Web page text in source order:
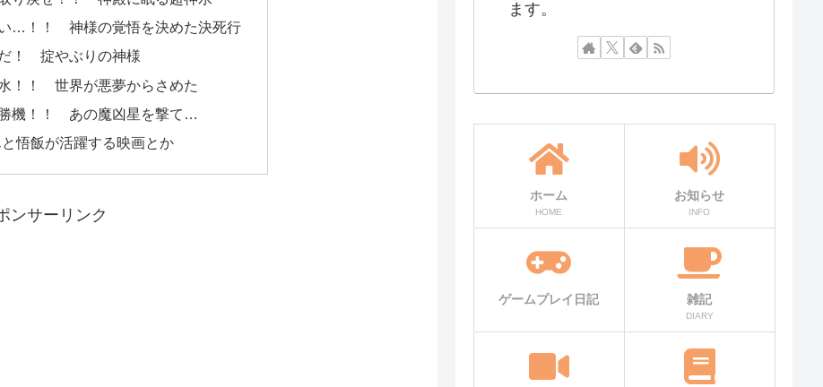
…！！ 神様の覚悟を決めた決死行
！ 掟やぶりの神様
！！ 世界が悪夢からさめた
機！！ あの魔凶星を撃て…
悟飯が活躍する映画とか
ンサーリンク
ます。
ホーム
HOME
お知らせ
INFO
ゲームプレイ日記 雑記
DIARY